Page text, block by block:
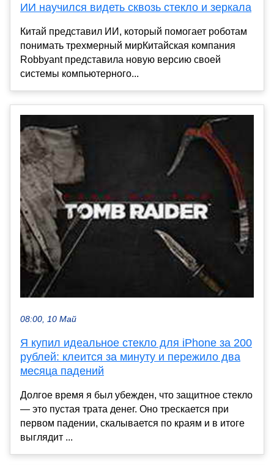
ИИ научился видеть сквозь стекло и зеркала
Китай представил ИИ, который помогает роботам
понимать трехмерный мирКитайская компания
Robbyant представила новую версию своей
системы компьютерного...
08:00, 10 Май
Я купил идеальное стекло для iPhone за 200
рублей: клеится за минуту и пережило два
месяца падений
Долгое время я был убежден, что защитное стекло
— это пустая трата денег. Оно трескается при
первом падении, скалывается по краям и в итоге
выглядит ...